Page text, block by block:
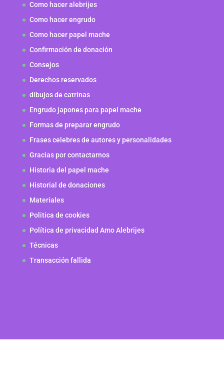
Como hacer alebrijes
Como hacer engrudo
Como hacer papel mache
Confirmación de donación
Consejos
Derechos reservados
dibujos de catrinas
Engrudo japones para papel mache
Formas de preparar engrudo
Frases celebres de autores y personalidades
Gracias por contactarnos
Historia del papel mache
Historial de donaciones
Materiales
Politica de cookies
Política de privacidad Amo Alebrijes
Técnicas
Transacción fallida